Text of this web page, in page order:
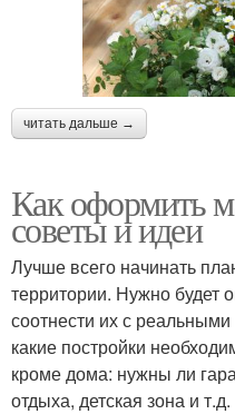
читать дальше →
Как оформить
советы и идеи
Лучше всего начинать
территории. Нужно будет
соотнести их с
какие постройки
кроме дома: нужны ли
отдыха, детская зона и т.д.